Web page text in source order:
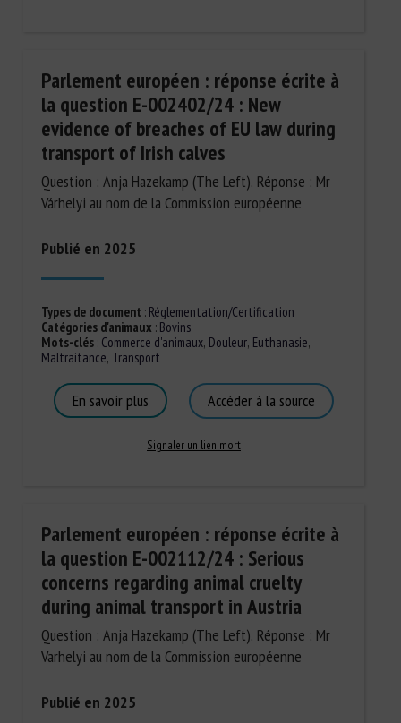
Parlement européen : réponse écrite à
la question E-002402/24 : New
evidence of breaches of EU law during
transport of Irish calves
Question : Anja Hazekamp (The Left). Réponse : Mr
Várhelyi au nom de la Commission européenne
Publié en 2025
Types de document : Réglementation/Certification
Catégories d'animaux : Bovins
Mots-clés: Commerce d'animaux, Douleur, Euthanasie,
Maltraitance, Transport
En savoir plus Accéder à la source
Signaler un lien mort
Parlement européen : réponse écrite à
la question E-002112/24 : Serious
concerns regarding animal cruelty
during animal transport in Austria
Question : Anja Hazekamp (The Left). Réponse : Mr
Varhelyi au nom de la Commission européenne
Publié en 2025